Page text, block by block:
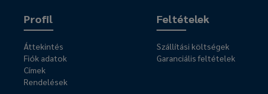
Profil
Áttekintés
Fiók adatok
Címek
Rendelések
Feltételek
Szállítási költségek
Garanciális feltételek